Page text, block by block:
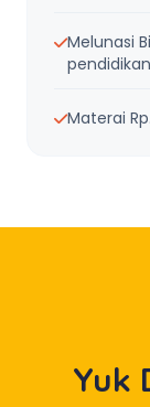
Melunasi
Materai
Yuk